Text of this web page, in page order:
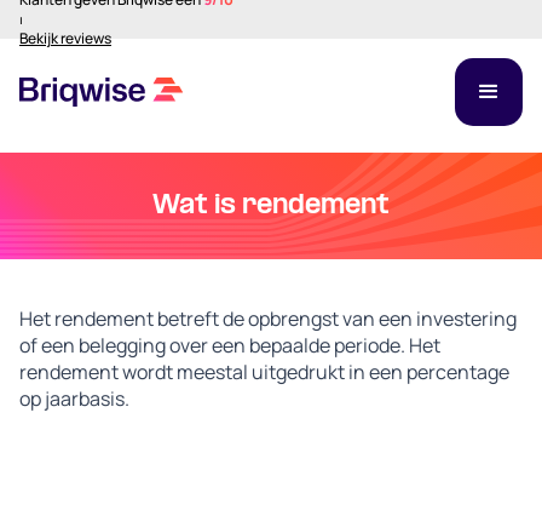
⏐
Bekijk reviews
Wat is rendement
Het rendement betreft de opbrengst van een investering
of een belegging over een bepaalde periode. Het
rendement wordt meestal uitgedrukt in een percentage
op jaarbasis.